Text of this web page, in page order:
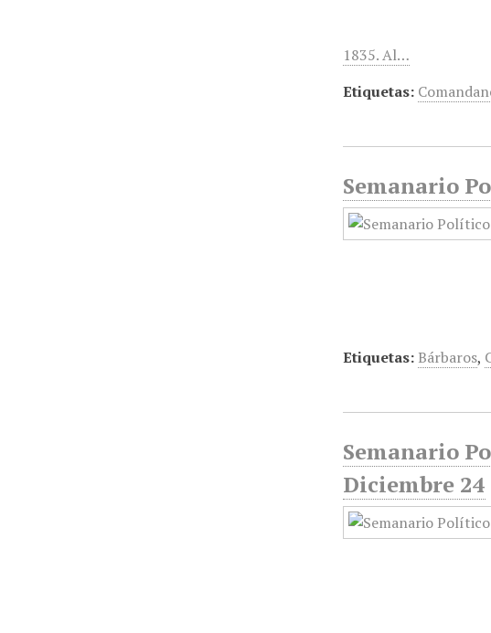
1835. Al…
Etiquetas:
Semanario
Etiquetas: Bárbaros,
Semanario
Diciembre 24